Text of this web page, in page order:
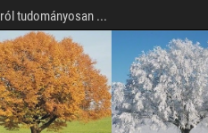
tudományosan ...